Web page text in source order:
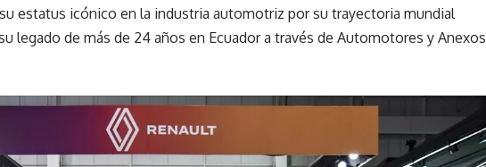
estatus icónico en la industria automotriz por su trayectoria mundial
legado de más de 24 años en Ecuador a través de Automotores y Anexos